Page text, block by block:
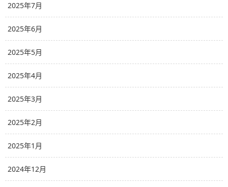
2025年7月
2025年6月
2025年5月
2025年4月
2025年3月
2025年2月
2025年1月
2024年12月